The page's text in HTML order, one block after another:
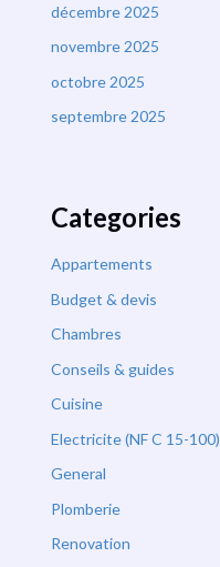
décembre 2025
novembre 2025
octobre 2025
septembre 2025
Categories
Appartements
Budget & devis
Chambres
Conseils & guides
Cuisine
Electricite (NF C 15-100)
General
Plomberie
Renovation